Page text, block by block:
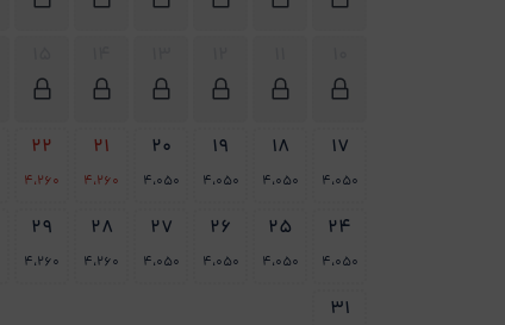
17
4،050
18
4،050
19
4،050
20
4،050
21
4،260
22
4،260
24
4،050
25
4،050
26
4،050
27
4،050
28
4،260
29
4،260
31